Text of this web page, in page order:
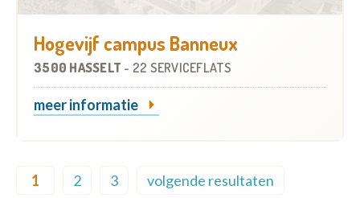
Hogevijf campus Banneux
3500 HASSELT - 22 SERVICEFLATS
meer informatie
1 2 3 volgende resultaten